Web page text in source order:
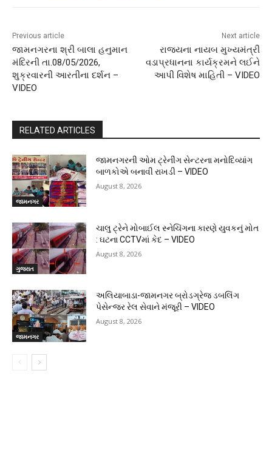
Previous article
જામનગરના શ્રી બાલા હનુમાન
મંદિરની તા.08/05/2026,
શુક્રવારની આરતીના દર્શન –
VIDEO
Next article
રાજ્યના નાયબ મુખ્યમંત્રી
વડાપ્રધાનના કાર્યક્રમને લઈને
આપી વિશેષ માહિતી – VIDEO
RELATED ARTICLES
જામનગર
જામનગરની ઓમ ટ્રેનીંગ સેન્ટરના મનોદિવ્યાંગ
બાળકોએ બનાવી રાખડી – VIDEO
August 8, 2026
ગુજરાત
ચાલુ ટ્રેને મોબાઈલ સ્નેચિંગના કારણે યુવકનું મોત
: ઘટના CCTVમાં કેદ – VIDEO
August 8, 2026
જામનગર
અલિયાબાડા-જામનગર બ્રોડગ્રેજ ડબલિંગ
પેસેન્જર રેલ સેવાને મંજૂરી – VIDEO
August 8, 2026